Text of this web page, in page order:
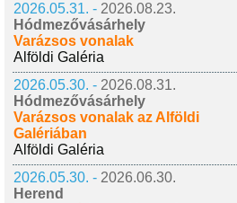
2026.05.31. - 2026.08.23.
Hódmezővásárhely
Varázsos vonalak
Alföldi Galéria
2026.05.30. - 2026.08.31.
Hódmezővásárhely
Varázsos vonalak az Alföldi
Galériában
Alföldi Galéria
2026.05.30. - 2026.06.30.
Herend